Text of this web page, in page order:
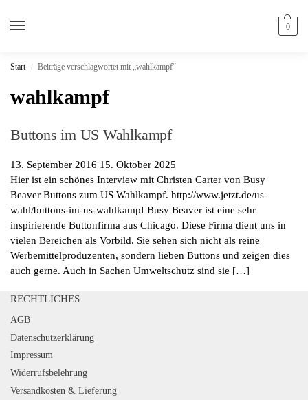
0
Start / Beiträge verschlagwortet mit „wahlkampf“
wahlkampf
Buttons im US Wahlkampf
13. September 2016 15. Oktober 2025
Hier ist ein schönes Interview mit Christen Carter von Busy
Beaver Buttons zum US Wahlkampf. http://www.jetzt.de/us-
wahl/buttons-im-us-wahlkampf Busy Beaver ist eine sehr
inspirierende Buttonfirma aus Chicago. Diese Firma dient uns in
vielen Bereichen als Vorbild. Sie sehen sich nicht als reine
Werbemittelproduzenten, sondern lieben Buttons und zeigen dies
auch gerne. Auch in Sachen Umweltschutz sind sie […]
RECHTLICHES
AGB
Datenschutzerklärung
Impressum
Widerrufsbelehrung
Versandkosten & Lieferung